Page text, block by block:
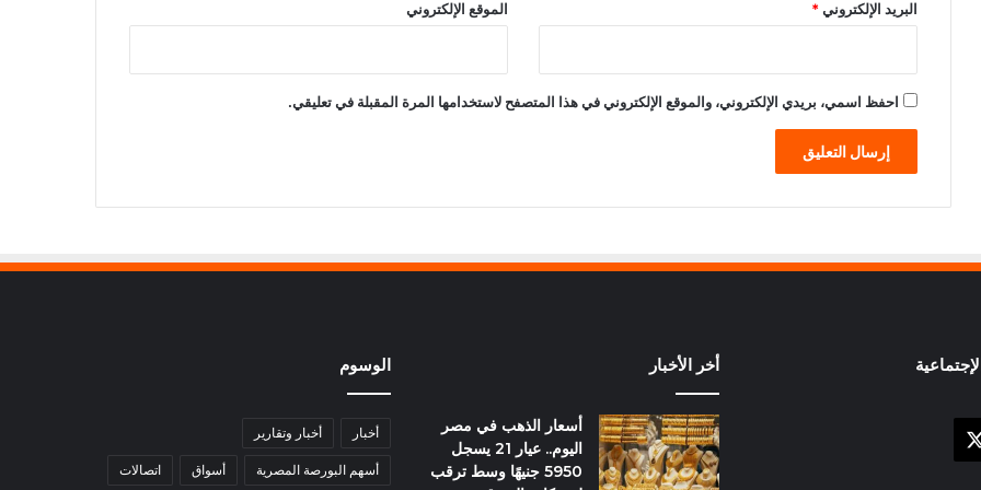
البريد الإلكتروني* الموقع الإلكتروني
احفظ اسمي، بريدي الإلكتروني، والموقع الإلكتروني في هذا المتصفح لاستخدامها المرة المقبلة في تعليقي.
أخر الأخبار
أسعار الذهب في مصر
اليوم.. عيار 21 يسجل
5950 جنيهًا وسط ترقب
الوسوم
أخبار أخبار وتقارير
أسهم البورصة المصرية أسواق اتصالات